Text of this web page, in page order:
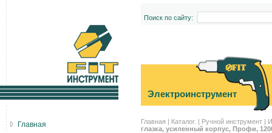
Поиск по сайту:
Электроинструмент
Главная | Каталог. | Ручной инструмент |
глазка, усиленный корпус, Профи,
Главная